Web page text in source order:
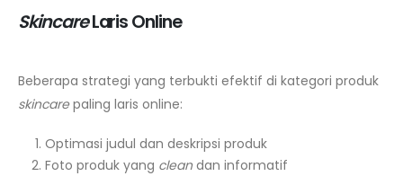
SkincareLaris Online
Beberapa strategi yang terbukti efektif di kategori produk
skincarepaling laris online:
Optimasi judul dan deskripsi produk
Foto produk yang cleandan informatif